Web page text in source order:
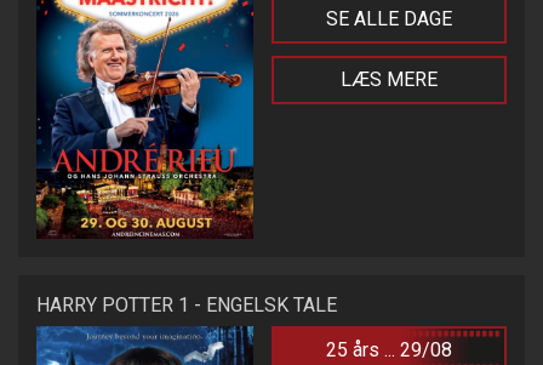
SE ALLE DAGE
LÆS MERE
HARRY POTTER 1 - ENGELSK TALE
25 års ... 29/08